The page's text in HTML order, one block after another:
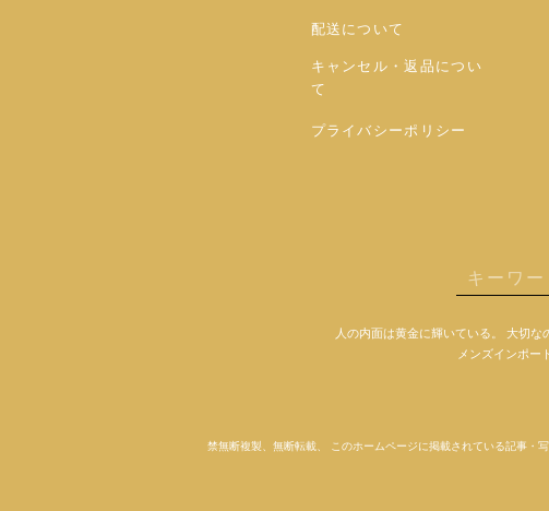
配送について
キャンセル・返品につい
て
プライバシーポリシー
人の内面は黄金に輝いている。
大切な
メンズインポー
禁無断複製、無断転載、 このホームページに掲載されている記事・